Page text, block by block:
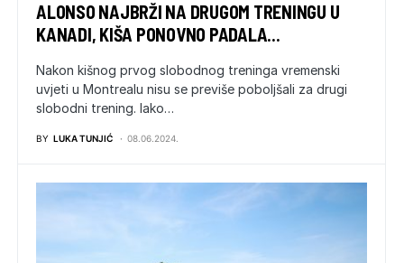
ALONSO NAJBRŽI NA DRUGOM TRENINGU U
KANADI, KIŠA PONOVNO PADALA…
Nakon kišnog prvog slobodnog treninga vremenski
uvjeti u Montrealu nisu se previše poboljšali za drugi
slobodni trening. Iako…
BY LUKA TUNJIĆ 08.06.2024.